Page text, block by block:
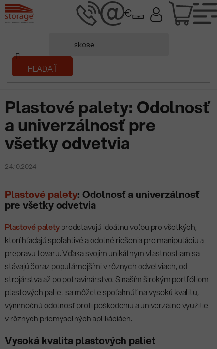
Prejsť
na
obsah
HĽADAŤ
Domov
Prečítaj si/Plastové palety: Odolnosť a univerzálnosť pre všetky
odvetvia
Plastové palety: Odolnosť
a univerzálnosť pre
všetky odvetvia
24.10.2024
Plastové palety: Odolnosť a univerzálnosť
pre všetky odvetvia
Plastové paletypredstavujú ideálnu voľbu pre všetkých,
ktorí hľadajú spoľahlivé a odolné riešenia pre manipuláciu a
prepravu tovaru. Vďaka svojim unikátnym vlastnostiam sa
stávajú čoraz populárnejšími v rôznych odvetviach, od
strojárstva až po potravinárstvo. S naším širokým portfóliom
plastových paliet sa môžete spoľahnúť na vysokú kvalitu,
výnimočnú odolnosť proti poškodeniu a univerzálne využitie
v rôznych priemyselných aplikáciách.
Vysoká kvalita plastových paliet